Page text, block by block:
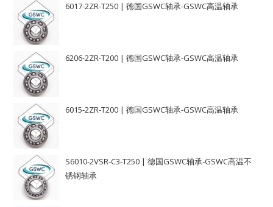
6017-2ZR-T250 | 德国GSWC轴承-GSWC高温轴承
6206-2ZR-T200 | 德国GSWC轴承-GSWC高温轴承
6015-2ZR-T200 | 德国GSWC轴承-GSWC高温轴承
S6010-2VSR-C3-T250 | 德国GSWC轴承-GSWC高温不
锈钢轴承